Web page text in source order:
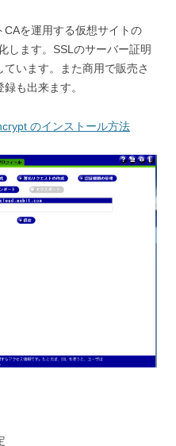
を運用する仮想サイトの
します。SSLのサーバー証明
います。また商用で販売さ
も出来ます。
のインストール方法